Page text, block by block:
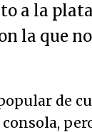
a la
la que
de